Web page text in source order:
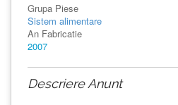
Grupa Piese
Sistem alimentare
An Fabricatie
2007
Descriere Anunt